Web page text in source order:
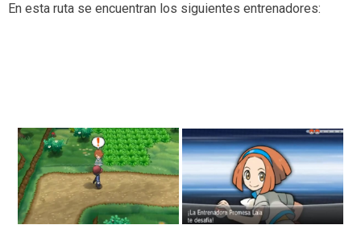
En esta ruta se encuentran los siguientes entrenadores: